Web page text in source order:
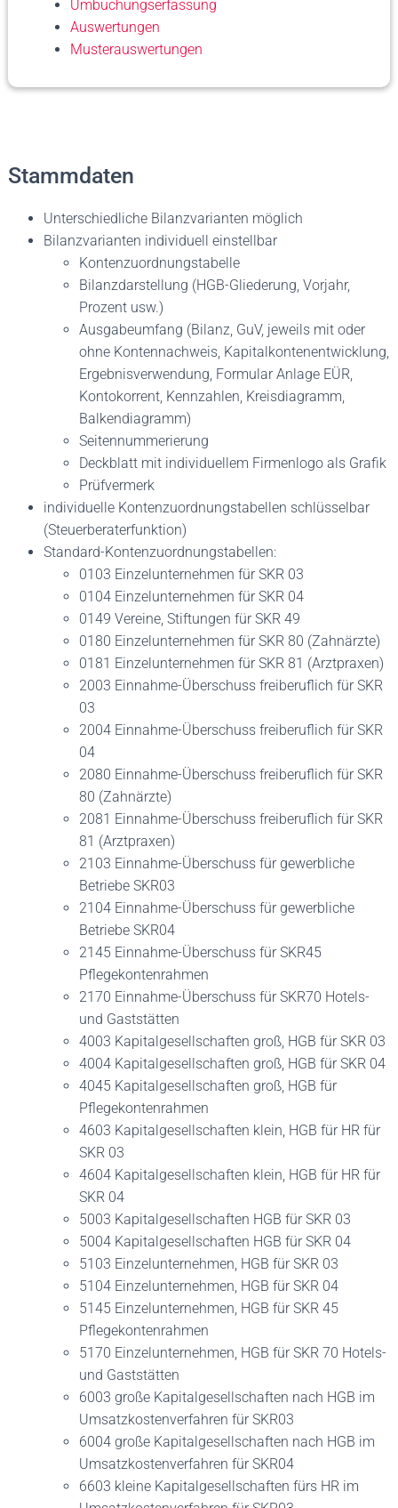
Umbuchungserfassung
Auswertungen
Musterauswertungen
Stammdaten
Unterschiedliche Bilanzvarianten möglich
Bilanzvarianten individuell einstellbar
Kontenzuordnungstabelle
Bilanzdarstellung (HGB-Gliederung, Vorjahr,
Prozent usw.)
Ausgabeumfang (Bilanz, GuV, jeweils mit oder
ohne Kontennachweis, Kapitalkontenentwicklung,
Ergebnisverwendung, Formular Anlage EÜR,
Kontokorrent, Kennzahlen, Kreisdiagramm,
Balkendiagramm)
Seitennummerierung
Deckblatt mit individuellem Firmenlogo als Grafik
Prüfvermerk
individuelle Kontenzuordnungstabellen schlüsselbar
(Steuerberaterfunktion)
Standard-Kontenzuordnungstabellen:
0103 Einzelunternehmen für SKR 03
0104 Einzelunternehmen für SKR 04
0149 Vereine, Stiftungen für SKR 49
0180 Einzelunternehmen für SKR 80 (Zahnärzte)
0181 Einzelunternehmen für SKR 81 (Arztpraxen)
2003 Einnahme-Überschuss freiberuflich für SKR
03
2004 Einnahme-Überschuss freiberuflich für SKR
04
2080 Einnahme-Überschuss freiberuflich für SKR
80 (Zahnärzte)
2081 Einnahme-Überschuss freiberuflich für SKR
81 (Arztpraxen)
2103 Einnahme-Überschuss für gewerbliche
Betriebe SKR03
2104 Einnahme-Überschuss für gewerbliche
Betriebe SKR04
2145 Einnahme-Überschuss für SKR45
Pflegekontenrahmen
2170 Einnahme-Überschuss für SKR70 Hotels-
und Gaststätten
4003 Kapitalgesellschaften groß, HGB für SKR 03
4004 Kapitalgesellschaften groß, HGB für SKR 04
4045 Kapitalgesellschaften groß, HGB für
Pflegekontenrahmen
4603 Kapitalgesellschaften klein, HGB für HR für
SKR 03
4604 Kapitalgesellschaften klein, HGB für HR für
SKR 04
5003 Kapitalgesellschaften HGB für SKR 03
5004 Kapitalgesellschaften HGB für SKR 04
5103 Einzelunternehmen, HGB für SKR 03
5104 Einzelunternehmen, HGB für SKR 04
5145 Einzelunternehmen, HGB für SKR 45
Pflegekontenrahmen
5170 Einzelunternehmen, HGB für SKR 70 Hotels-
und Gaststätten
6003 große Kapitalgesellschaften nach HGB im
Umsatzkostenverfahren für SKR03
6004 große Kapitalgesellschaften nach HGB im
Umsatzkostenverfahren für SKR04
6603 kleine Kapitalgesellschaften fürs HR im